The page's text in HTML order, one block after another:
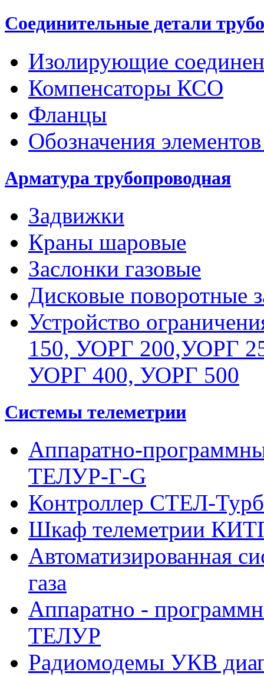
Соединительные детали
Изолирующие
Компенсаторы КСО
Фланцы
Обозначения
Арматура трубопроводная
Задвижки
Краны шаровые
Заслонки газовые
Дисковые поворотные
Устройство
150, УОРГ 200,УОРГ
УОРГ 400, УОРГ 500
Системы телеметрии
Аппаратно-
ТЕЛУР-Г-G
Контроллер СТЕЛ-
Шкаф телеметрии
Автоматизированная
газа
Аппаратно -
ТЕЛУР
Радиомодемы УКВ